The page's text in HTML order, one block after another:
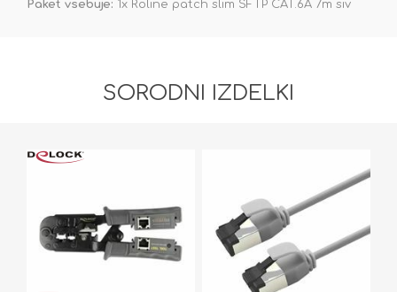
Paket vsebuje: 1x Roline patch slim SFTP CAT.6A 7m siv
SORODNI IZDELKI